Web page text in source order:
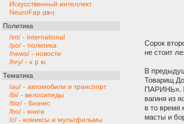
Искусственный интеллект
NeuroFap (18+)
Политика
/int/ - international
/po/ - политика
/news/ - новости
/hry/ - х р ю
Тематика
/au/ - автомобили и транспорт
/bi/ - велосипеды
/biz/ - бизнес
/bo/ - книги
/c/ - комиксы и мультфильмы
Сорок
не стоит
В
Товарищ
ПАРИНЬ».
вагиня из
в то
масты и